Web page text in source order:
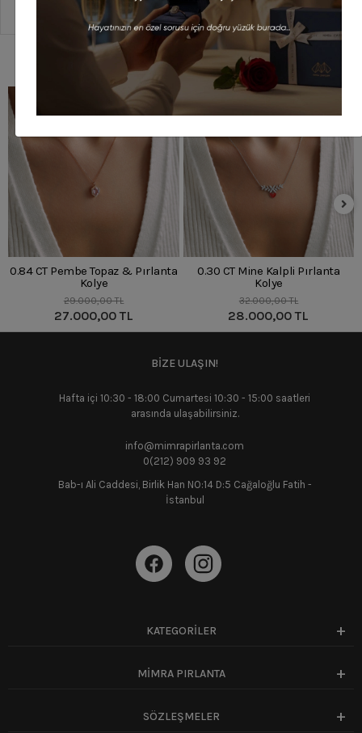
Sipariş Ve Teslimat
Benzer Ürünler
0.84 CT Pembe Topaz & Pırlanta
Kolye
29.000,00 TL
27.000,00 TL
0.30 CT Mine Kalpli Pırlanta
Kolye
32.000,00 TL
28.000,00 TL
BİZE ULAŞIN!
Hafta içi 10:30 - 18:00 Cumartesi 10:30 - 15:00 saatleri
arasında ulaşabilirsiniz.
info@mimrapirlanta.com
0(212) 909 93 92
Bab-ı Ali Caddesi, Birlik Han NO:14 D:5 Cağaloğlu Fatih -
İstanbul
KATEGORİLER
MİMRA PIRLANTA
SÖZLEŞMELER